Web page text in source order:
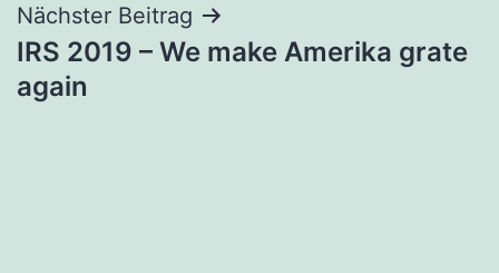
Nächster Beitrag
IRS 2019 – We make Amerika grate
again